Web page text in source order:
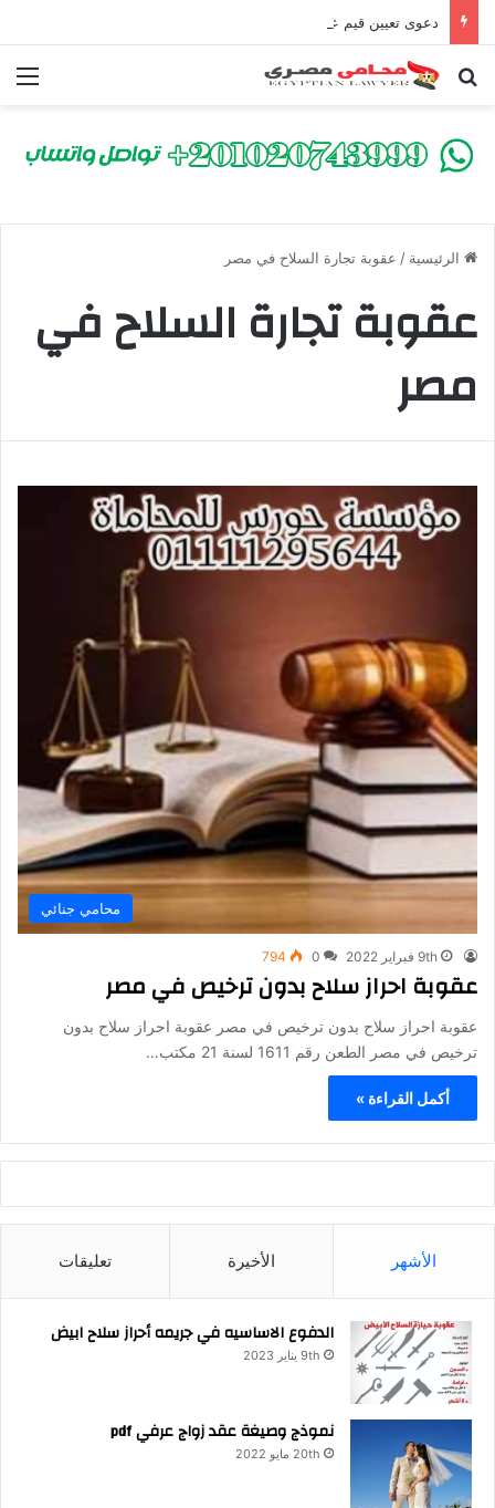
بحث عن
الرئيسية / عقوبة تجارة السلاح في مصر
عقوبة تجارة السلاح في
مصر
محامي جنائي
9th فبراير 2022 0
794
عقوبة احراز سلاح بدون ترخيص في مصر
عقوبة احراز سلاح بدون ترخيص في مصر عقوبة احراز سلاح بدون
ترخيص في مصر الطعن رقم 1611 لسنة 21 مكتب…
أكمل القراءة »
الأشهر الأخيرة تعليقات
الدفوع الاساسيه في جريمه أحراز سلاح ابيض
9th يناير 2023
نموذج وصيغة عقد زواج عرفي pdf
20th مايو 2022